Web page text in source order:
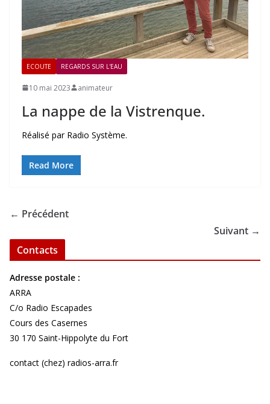
ECOUTE REGARDS SUR L'EAU
10 mai 2023 animateur
La nappe de la Vistrenque.
Réalisé par Radio Système.
Read More
← Précédent
Suivant →
Contacts
Adresse postale :
ARRA
C/o Radio Escapades
Cours des Casernes
30 170 Saint-Hippolyte du Fort
contact (chez) radios-arra.fr